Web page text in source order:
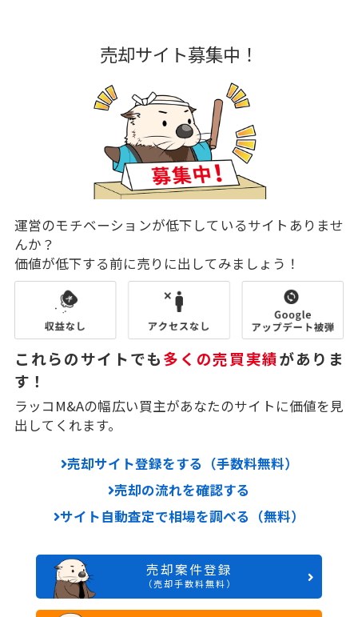
売却サイト募集中！
運営のモチベーションが低下しているサイトありませ
んか？
価値が低下する前に売りに出してみましょう！
これらのサイトでも多くの売買実績がありま
す！
ラッコM&Aの幅広い買主があなたのサイトに価値を見
出してくれます。
売却サイト登録をする（手数料無料）
売却の流れを確認する
サイト自動査定で相場を調べる（無料）
売却案件登録
（売却手数料無料）